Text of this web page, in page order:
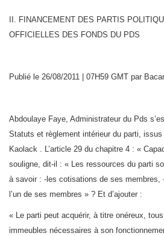
II. FINANCEMENT DES PARTIS
OFFICIELLES DES FONDS DU PDS
Publié le 26/08/2011 | 07H59 GMT par
Abdoulaye Faye, Administrateur du Pds
Statuts et règlement intérieur du parti,
Kaolack . L’article 29 du chapitre 4 : «
souligne, dit-il : « Les ressources du parti
à savoir : -les cotisations de ses membres,
l’un de ses membres » ? Et d’ajouter :
« Le parti peut acquérir, à titre onéreux,
immeubles nécessaires à son